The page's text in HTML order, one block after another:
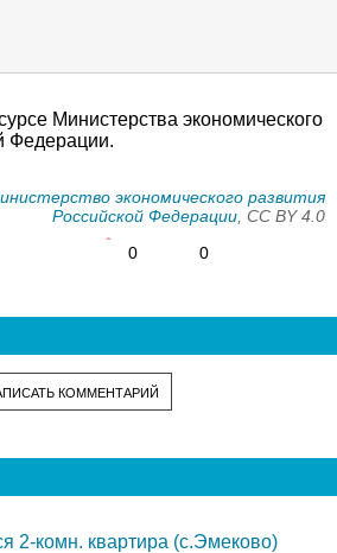
Министерства экономического
Федерации.
экономического развития
Российской Федерации , CC BY 4.0
0
0
КОММЕНТАРИЙ
2-комн. квартира (с.Эмеково)